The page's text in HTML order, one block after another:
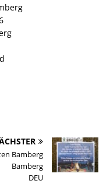
Bamberg
Bamberg
DEU